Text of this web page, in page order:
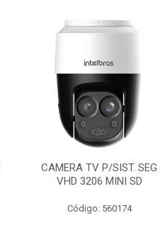
CAMERA TV P/SIST. SEG
VHD 3206 MINI SD
Código: 560174